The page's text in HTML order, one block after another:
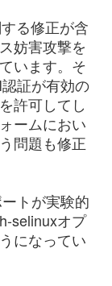
る修正が含
妨害攻撃を
います。そ
証が有効の
許可してし
ームにおい
問題も修正
トが実験的
selinuxオプ
になってい